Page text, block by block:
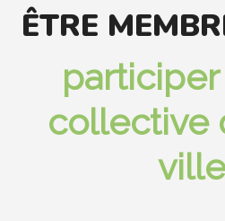
ÊTRE
collective